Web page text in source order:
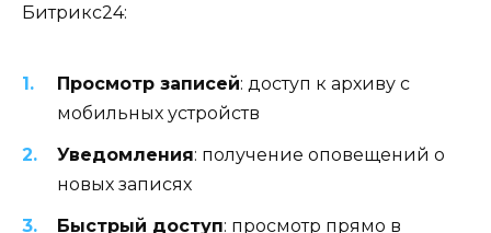
Битрикс24:
Просмотр записей: доступ к архиву с
мобильных устройств
Уведомления: получение оповещений о
новых записях
Быстрый доступ: просмотр прямо в